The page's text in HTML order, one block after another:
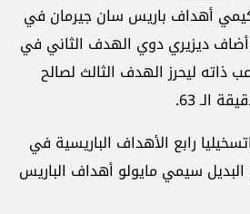
أهداف باريس سان جيرمان في
ديزيري دوي الهدف الثاني في
وعاد اللاعب ذاته ليحرز الهدف الثالث لصالح
الـ 63.
رابع الأهداف الباريسية في
ثم اختتم البديل سيمي مايولو أهداف الباريس